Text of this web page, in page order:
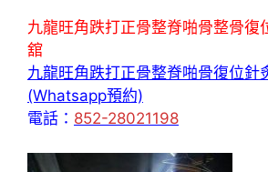
九龍旺角跌打正骨整脊啪骨整骨復
舘
九龍旺角跌打正骨整脊啪骨復位針
(Whatsapp預約)
電話： 852-28021198